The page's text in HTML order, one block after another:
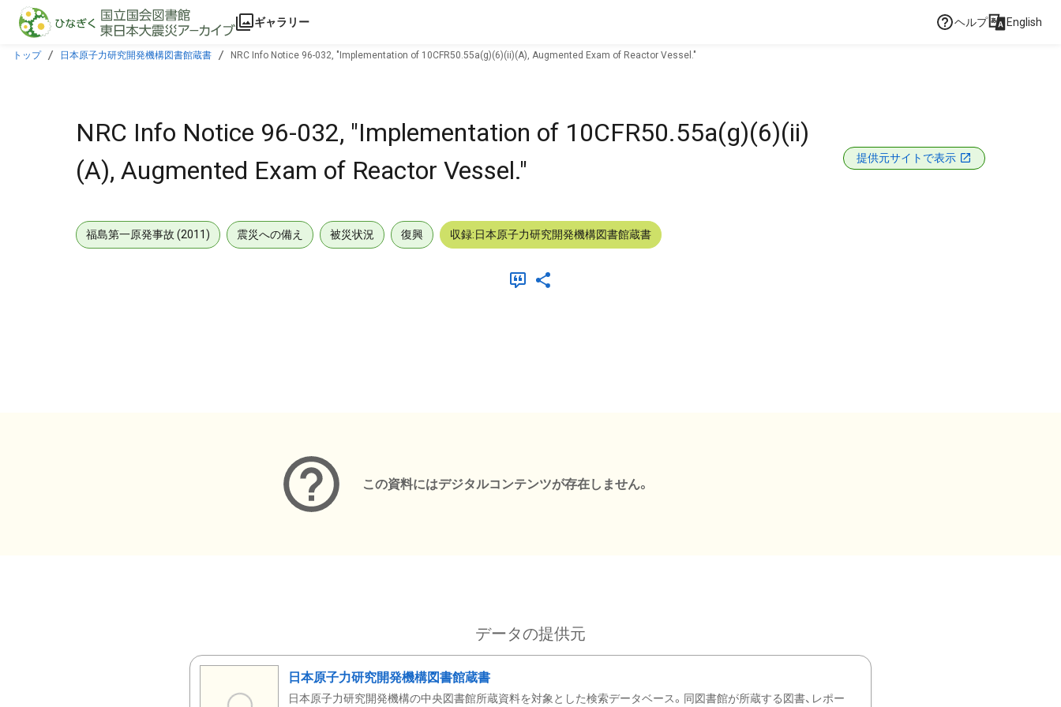
本文に飛ぶ
ギャラリー ヘルプ English
トップ 日本原子力研究開発機構図書館蔵書 NRC Info Notice 96-032, "Implementation of 10CFR50.55a(g)(6)(ii)(A), Augmented Exam of Reactor Vessel."
NRC Info Notice 96-032, "Implementation of 10CFR50.55a(g)(6)(ii)
(A), Augmented Exam of Reactor Vessel."
提供元サイトで表示
福島第一原発事故 (2011) 震災への備え 被災状況 復興 収録:日本原子力研究開発機構図書館蔵書
この資料にはデジタルコンテンツが存在しません。
データの提供元
日本原子力研究開発機構図書館蔵書
日本原子力研究開発機構の中央図書館所蔵資料を対象とした検索データベース。同図書館が所蔵する図書、レポー